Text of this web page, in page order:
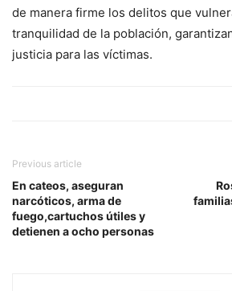
de manera firme los delitos que
tranquilidad de la población,
justicia para las víctimas.
Previous article
En cateos, aseguran
narcóticos, arma de
fuego,cartuchos útiles y
detienen a ocho personas